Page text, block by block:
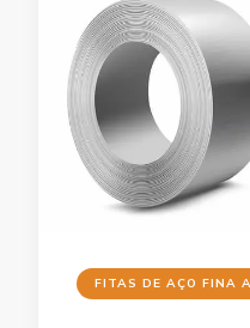
FITAS DE AÇO FINA